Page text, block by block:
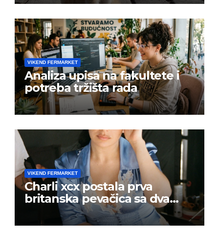
VIKEND FERMARKET
Analiza upisa na fakultete i
potreba tržišta rada
VIKEND FERMARKET
Charli xcx postala prva
britanska pevačica sa dva
albuma na prvom mestu u
istoj kalendarskoj godini